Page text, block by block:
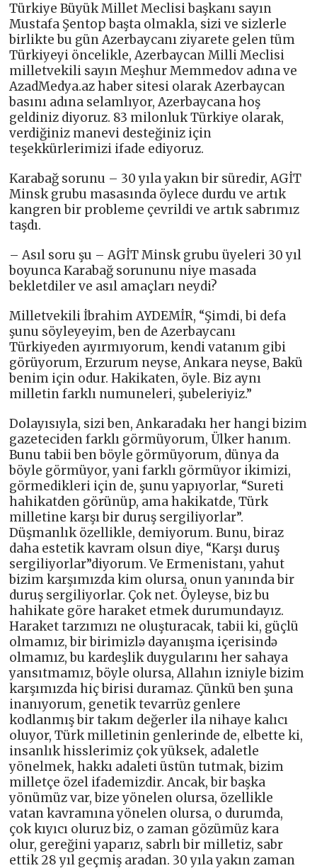
Türkiye Büyük Millet Meclisi başkanı sayın
Mustafa Şentop başta olmakla, sizi ve sizlerle
birlikte bu gün Azerbaycanı ziyarete gelen tüm
Türkiyeyi öncelikle, Azerbaycan Milli Meclisi
milletvekili sayın Meşhur Memmedov adına ve
AzadMedya.az haber sitesi olarak Azerbaycan
basını adına selamlıyor, Azerbaycana hoş
geldiniz diyoruz. 83 milonluk Türkiye olarak,
verdiğiniz manevi desteğiniz için
teşekkürlerimizi ifade ediyoruz.
Karabağ sorunu – 30 yıla yakın bir süredir, AGİT
Minsk grubu masasında öylece durdu ve artık
kangren bir probleme çevrildi ve artık sabrımız
taşdı.
– Asıl soru şu – AGİT Minsk grubu üyeleri 30 yıl
boyunca Karabağ sorununu niye masada
bekletdiler ve asıl amaçları neydi?
Milletvekili İbrahim AYDEMİR, “Şimdi, bi defa
şunu söyleyeyim, ben de Azerbaycanı
Türkiyeden ayırmıyorum, kendi vatanım gibi
görüyorum, Erzurum neyse, Ankara neyse, Bakü
benim için odur. Hakikaten, öyle. Biz aynı
milletin farklı numuneleri, şubeleriyiz.”
Dolayısıyla, sizi ben, Ankaradakı her hangi bizim
gazeteciden farklı görmüyorum, Ülker hanım.
Bunu tabii ben böyle görmüyorum, dünya da
böyle görmüyor, yani farklı görmüyor ikimizi,
görmedikleri için de, şunu yapıyorlar, “Sureti
hahikatden görünüp, ama hakikatde, Türk
milletine karşı bir duruş sergiliyorlar”.
Düşmanlık özellikle, demiyorum. Bunu, biraz
daha estetik kavram olsun diye, “Karşı duruş
sergiliyorlar”diyorum. Ve Ermenistanı, yahut
bizim karşımızda kim olursa, onun yanında bir
duruş sergiliyorlar. Çok net. Öyleyse, biz bu
hahikate göre haraket etmek durumundayız.
Haraket tarzımızı ne oluşturacak, tabii ki, güçlü
olmamız, bir birimizlə dayanışma içerisində
olmamız, bu kardeşlik duygularını her sahaya
yansıtmamız, böyle olursa, Allahın izniyle bizim
karşımızda hiç birisi duramaz. Çünkü ben şuna
inanıyorum, genetik tevarrüz genlere
kodlanmış bir takım değerler ila nihaye kalıcı
oluyor, Türk milletinin genlerinde de, elbette ki,
insanlık hisslerimiz çok yüksek, adaletle
yönelmek, hakkı adaleti üstün tutmak, bizim
milletçe özel ifademizdir. Ancak, bir başka
yönümüz var, bize yönelen olursa, özellikle
vatan kavramına yönelen olursa, o durumda,
çok kıyıcı oluruz biz, o zaman gözümüz kara
olur, gereğini yaparız, sabrlı bir milletiz, sabr
ettik 28 yıl geçmiş aradan. 30 yıla yakın zaman